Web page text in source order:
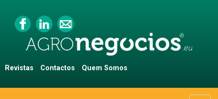
Revistas Contactos Quem Somos